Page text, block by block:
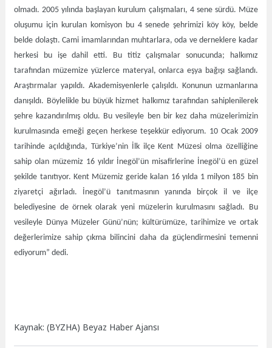
olmadı. 2005 yılında başlayan kurulum çalışmaları, 4 sene sürdü. Müze
oluşumu için kurulan komisyon bu 4 senede şehrimizi köy köy, belde
belde dolaştı. Cami imamlarından muhtarlara, oda ve derneklere kadar
herkesi bu işe dahil etti. Bu titiz çalışmalar sonucunda; halkımız
tarafından müzemize yüzlerce materyal, onlarca eşya bağışı sağlandı.
Araştırmalar yapıldı. Akademisyenlerle çalışıldı. Konunun uzmanlarına
danışıldı. Böylelikle bu büyük hizmet halkımız tarafından sahiplenilerek
şehre kazandırılmış oldu. Bu vesileyle ben bir kez daha müzelerimizin
kurulmasında emeği geçen herkese teşekkür ediyorum. 10 Ocak 2009
tarihinde açıldığında, Türkiye’nin İlk ilçe Kent Müzesi olma özelliğine
sahip olan müzemiz 16 yıldır İnegöl’ün misafirlerine İnegöl’ü en güzel
şekilde tanıtıyor. Kent Müzemiz geride kalan 16 yılda 1 milyon 185 bin
ziyaretçi ağırladı. İnegöl’ü tanıtmasının yanında birçok il ve ilçe
belediyesine de örnek olarak yeni müzelerin kurulmasını sağladı. Bu
vesileyle Dünya Müzeler Günü’nün; kültürümüze, tarihimize ve ortak
değerlerimize sahip çıkma bilincini daha da güçlendirmesini temenni
ediyorum” dedi.
Kaynak: (BYZHA) Beyaz Haber Ajansı